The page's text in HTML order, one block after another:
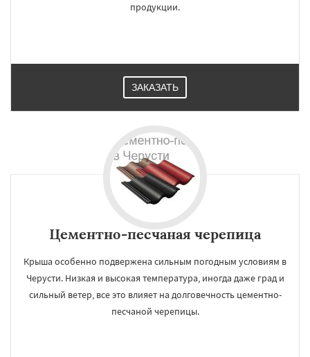
продукции.
ЗАКАЗАТЬ
Цементно-песчаная черепица
Крыша особенно подвержена сильным погодным условиям в
Черусти. Низкая и высокая температура, иногда даже град и
сильный ветер, все это влияет на долговечность цементно-
песчаной черепицы.